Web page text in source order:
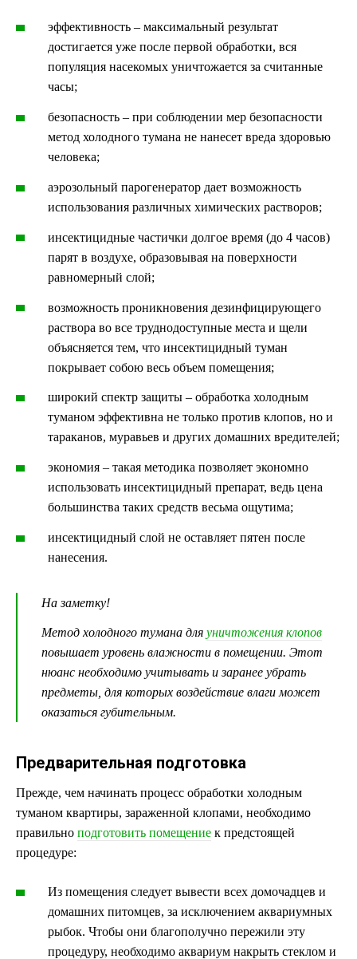
эффективность – максимальный результат
достигается уже после первой обработки, вся
популяция насекомых уничтожается за считанные
часы;
безопасность – при соблюдении мер безопасности
метод холодного тумана не нанесет вреда здоровью
человека;
аэрозольный парогенератор дает возможность
использования различных химических растворов;
инсектицидные частички долгое время (до 4 часов)
парят в воздухе, образовывая на поверхности
равномерный слой;
возможность проникновения дезинфицирующего
раствора во все труднодоступные места и щели
объясняется тем, что инсектицидный туман
покрывает собою весь объем помещения;
широкий спектр защиты – обработка холодным
туманом эффективна не только против клопов, но и
тараканов, муравьев и других домашних вредителей;
экономия – такая методика позволяет экономно
использовать инсектицидный препарат, ведь цена
большинства таких средств весьма ощутима;
инсектицидный слой не оставляет пятен после
нанесения.
На заметку!
Метод холодного тумана для уничтожения клопов
повышает уровень влажности в помещении. Этот
нюанс необходимо учитывать и заранее убрать
предметы, для которых воздействие влаги может
оказаться губительным.
Предварительная подготовка
Прежде, чем начинать процесс обработки холодным
туманом квартиры, зараженной клопами, необходимо
правильно подготовить помещение к предстоящей
процедуре:
Из помещения следует вывести всех домочадцев и
домашних питомцев, за исключением аквариумных
рыбок. Чтобы они благополучно пережили эту
процедуру, необходимо аквариум накрыть стеклом и